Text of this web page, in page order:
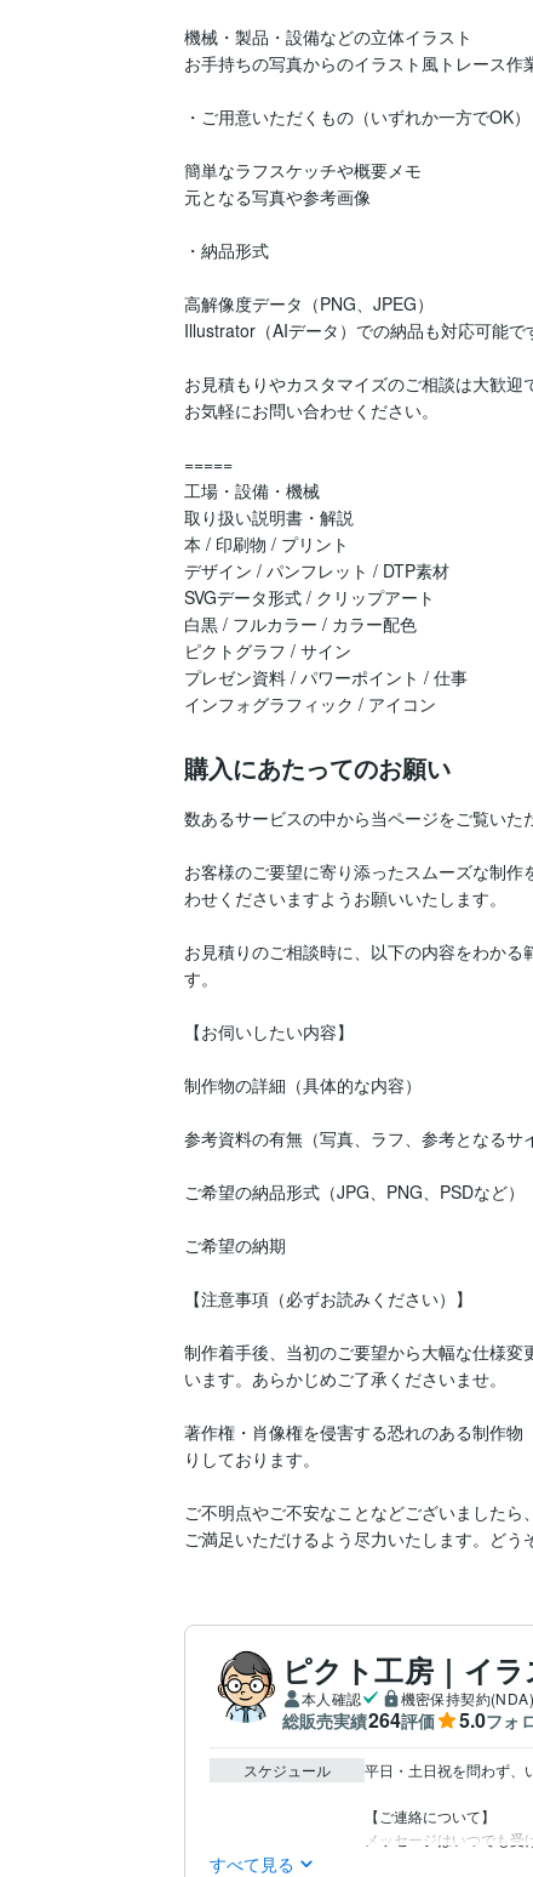
機械・製品・設備などの立体イラスト
お手持ちの写真からのイラスト風トレース作
・ご用意いただくもの（いずれか一方でOK）
簡単なラフスケッチや概要メモ
元となる写真や参考画像
・納品形式
高解像度データ（PNG、JPEG）
Illustrator（AIデータ）での納品も対応可能で
お見積もりやカスタマイズのご相談は大歓迎
お気軽にお問い合わせください。
=====
工場・設備・機械
取り扱い説明書・解説
本 / 印刷物 / プリント
デザイン / パンフレット / DTP素材
SVGデータ形式 / クリップアート
白黒 / フルカラー / カラー配色
ピクトグラフ / サイン
プレゼン資料 / パワーポイント / 仕事
購入にあたってのお願い
数あるサービスの中から当ページをご覧いた
お客様のご要望に寄り添ったスムーズな制
わせくださいますようお願いいたします。
お見積りのご相談時に、以下の内容をわか
す。
【お伺いしたい内容】
制作物の詳細（具体的な内容）
参考資料の有無（写真、ラフ、参考となるサ
ご希望の納品形式（JPG、PNG、PSDなど）
ご希望の納期
【注意事項（必ずお読みください）】
制作着手後、当初のご要望から大幅な仕様
います。あらかじめご了承くださいませ。
著作権・肖像権を侵害する恐れのある制作
りしております。
ご不明点やご不安なことなどございましたら
ご満足いただけるよう尽力いたします。どう
ピクト工房｜イ
本人確認 機密保持契約(NDA)
総販売実績264評価 5.0フォ
スケジュール 平日・土日祝を問わず、
【ご連絡について】
メッセージはいつでも
すべて見る